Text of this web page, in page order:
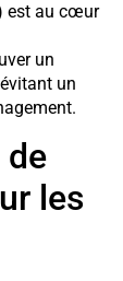
est au cœur
un
un
de
les